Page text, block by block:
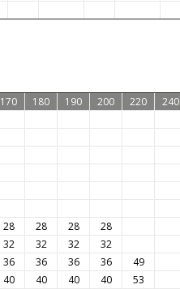
170 180 190 200 220 240
28 28 28
28
32 32 32
32
36 36 36 36
49
40 40 40 40
53